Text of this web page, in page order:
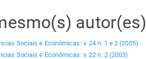
autor(es)
Sociais e Econômicas: v. 24 n. 1 e 2 (2005)
Sociais e Econômicas: v. 22 n. 2 (2003)